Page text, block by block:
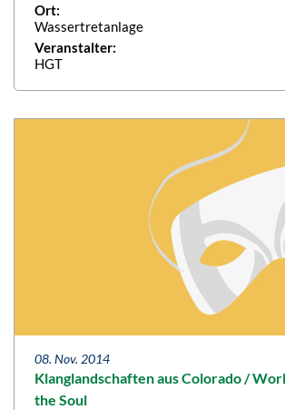
Ort:
Wassertretanlage
Veranstalter:
HGT
08. Nov. 2014
Klanglandschaften aus Colorado /
the Soul